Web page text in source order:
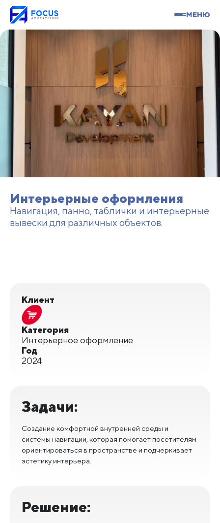
МЕНЮ
Интерьерные оформления
Навигация, панно, таблички и интерьерные
вывески для различных объектов.
Клиент
Категория
Интерьерное оформление
Год
2024
Задачи:
Создание комфортной внутренней среды и
системы навигации, которая помогает посетителям
ориентироваться в пространстве и подчеркивает
эстетику интерьера.
Решение: